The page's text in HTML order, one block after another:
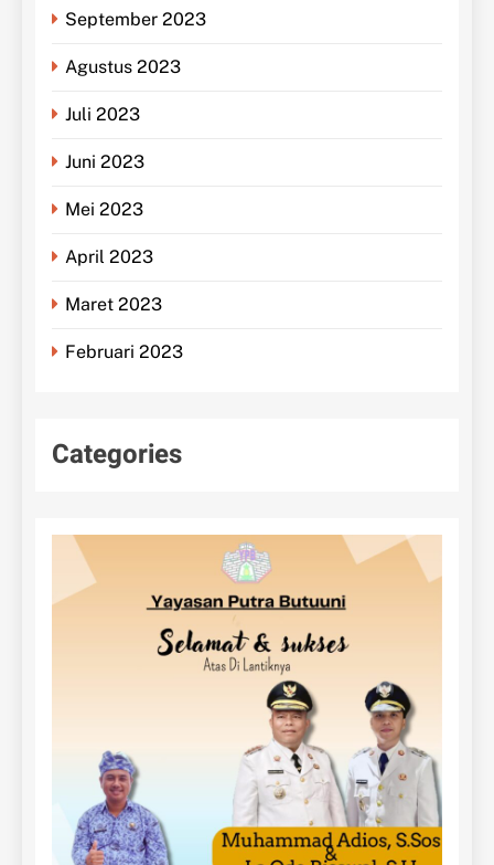
September 2023
Agustus 2023
Juli 2023
Juni 2023
Mei 2023
April 2023
Maret 2023
Februari 2023
Categories